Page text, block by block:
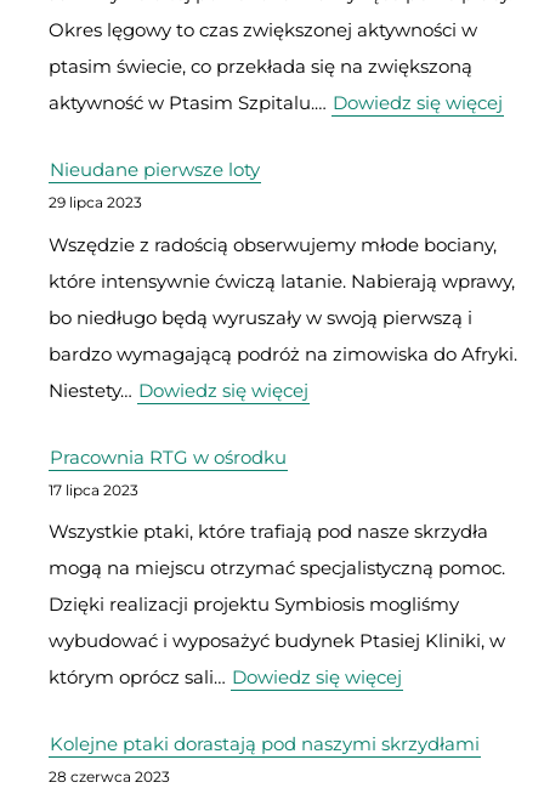
miejski
Okres lęgowy to czas zwiększonej aktywności w
ptasim świecie, co przekłada się na zwiększoną
aktywność w Ptasim Szpitalu.… Dowiedz się więcej
pół
Nieudane pierwsze loty
29 lipca 2023
Wszędzie z radością obserwujemy młode bociany,
które intensywnie ćwiczą latanie. Nabierają wprawy,
bo niedługo będą wyruszały w swoją pierwszą i
bardzo wymagającą podróż na zimowiska do Afryki.
Niestety… Dowiedz się więcej
Pracownia RTG w ośrodku
17 lipca 2023
Wszystkie ptaki, które trafiają pod nasze skrzydła
mogą na miejscu otrzymać specjalistyczną pomoc.
Dzięki realizacji projektu Symbiosis mogliśmy
wybudować i wyposażyć budynek Ptasiej Kliniki, w
którym oprócz sali… Dowiedz się więcej
RTG
Kolejne ptaki dorastają pod naszymi skrzydłami
28 czerwca 2023